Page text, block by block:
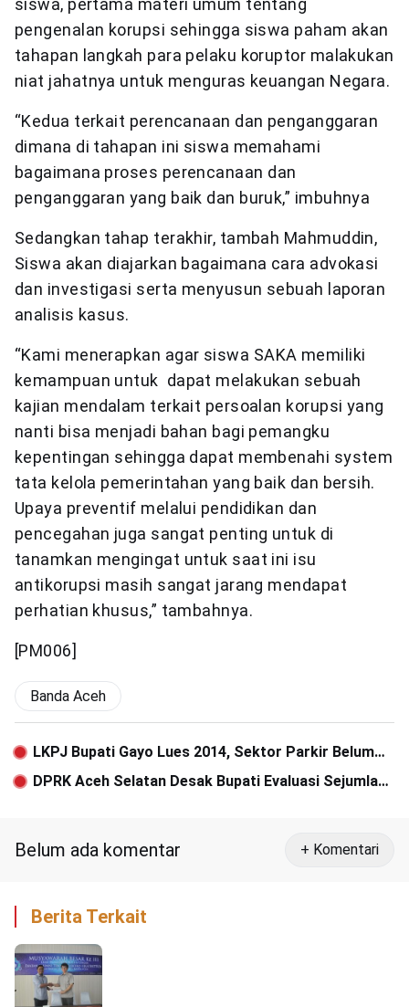
siswa, pertama materi umum tentang
pengenalan korupsi sehingga siswa paham akan
tahapan langkah para pelaku koruptor malakukan
niat jahatnya untuk menguras keuangan Negara.
“Kedua terkait perencanaan dan penganggaran
dimana di tahapan ini siswa memahami
bagaimana proses perencanaan dan
penganggaran yang baik dan buruk,” imbuhnya
Sedangkan tahap terakhir, tambah Mahmuddin,
Siswa akan diajarkan bagaimana cara advokasi
dan investigasi serta menyusun sebuah laporan
analisis kasus.
“Kami menerapkan agar siswa SAKA memiliki
kemampuan untuk dapat melakukan sebuah
kajian mendalam terkait persoalan korupsi yang
nanti bisa menjadi bahan bagi pemangku
kepentingan sehingga dapat membenahi system
tata kelola pemerintahan yang baik dan bersih.
Upaya preventif melalui pendidikan dan
pencegahan juga sangat penting untuk di
tanamkan mengingat untuk saat ini isu
antikorupsi masih sangat jarang mendapat
perhatian khusus,” tambahnya.
[PM006]
Banda Aceh
LKPJ Bupati Gayo Lues 2014, Sektor Parkir Belum
Maksimal
DPRK Aceh Selatan Desak Bupati Evaluasi Sejumlah
Belum ada komentar + Komentari
Berita Terkait